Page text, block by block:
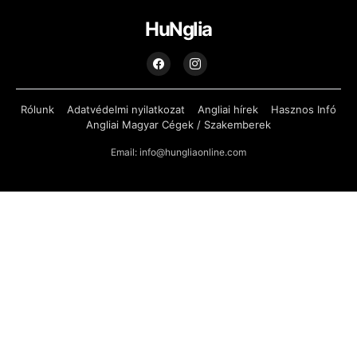
HuNglia
Rólunk Adatvédelmi nyilatkozat Angliai hírek
Hasznos Infó
Angliai Magyar Cégek / Szakemberek
Email: info@hungliaonline.com